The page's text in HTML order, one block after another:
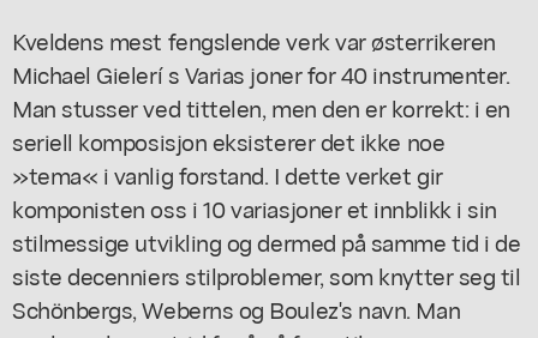
Kveldens mest fengslende verk var østerrikeren
Michael Gielerí s Varias joner for 40 instrumenter.
Man stusser ved tittelen, men den er korrekt: i en
seriell komposisjon eksisterer det ikke noe
»tema« i vanlig forstand. I dette verket gir
komponisten oss i 10 variasjoner et innblikk i sin
stilmessige utvikling og dermed på samme tid i de
siste decenniers stilproblemer, som knytter seg til
Schönbergs, Weberns og Boulez's navn. Man